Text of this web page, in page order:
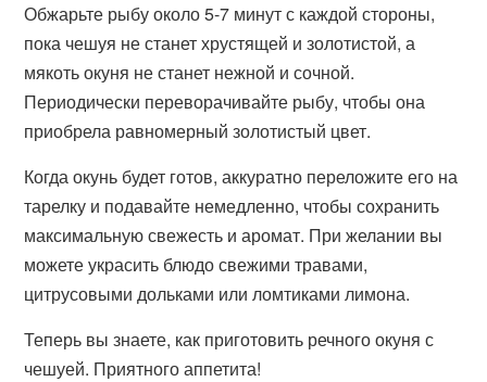
Обжарьте рыбу около 5-7 минут с каждой стороны,
пока чешуя не станет хрустящей и золотистой, а
мякоть окуня не станет нежной и сочной.
Периодически переворачивайте рыбу, чтобы она
приобрела равномерный золотистый цвет.
Когда окунь будет готов, аккуратно переложите его на
тарелку и подавайте немедленно, чтобы сохранить
максимальную свежесть и аромат. При желании вы
можете украсить блюдо свежими травами,
цитрусовыми дольками или ломтиками лимона.
Теперь вы знаете, как приготовить речного окуня с
чешуей. Приятного аппетита!